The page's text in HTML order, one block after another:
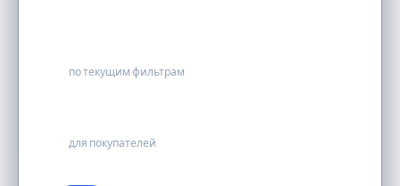
по текущим фильтрам
для покупателей